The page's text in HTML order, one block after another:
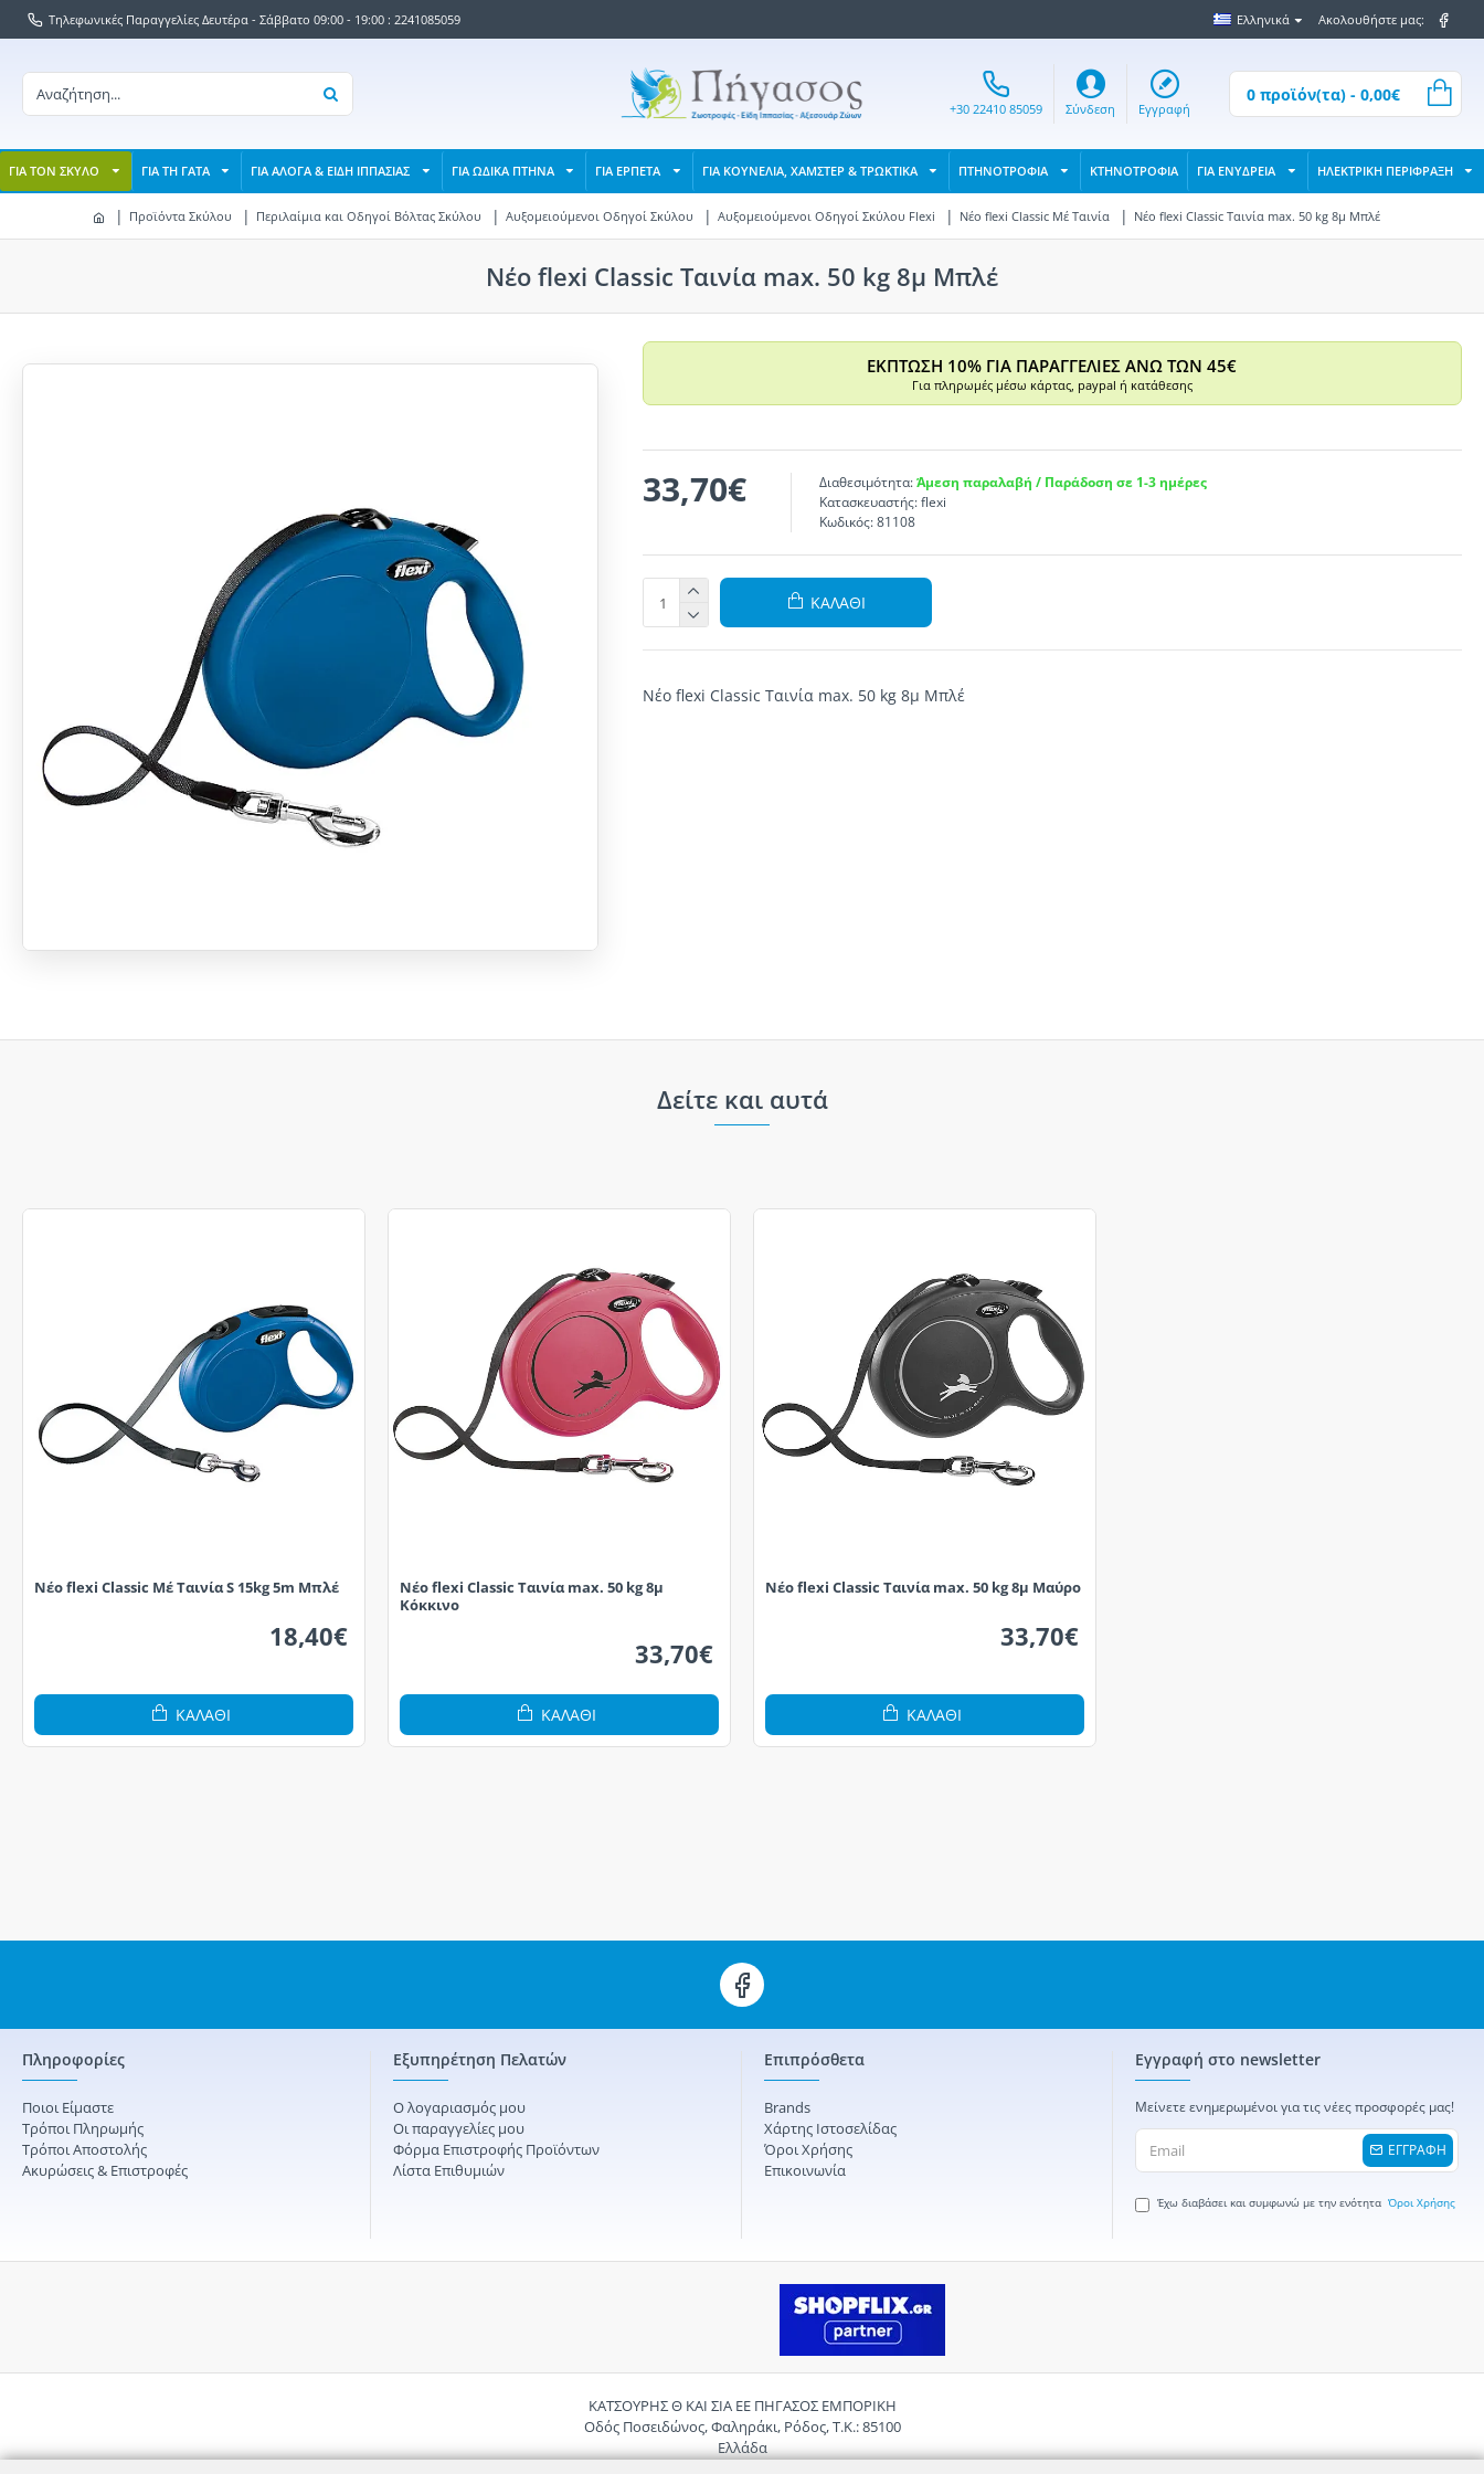
Τηλεφωνικές Παραγγελίες Δευτέρα - Σάββατο 09:00 - 19:00 : 2241085059 Ελληνικά Ακολουθήστε μας:
+30 22410 85059 Σύνδεση Εγγραφή
0 προϊόν(τα) - 0,00€
ΓΙΑ ΤΟΝ ΣΚΥΛΟ ΓΙΑ ΤΗ ΓΑΤΑ ΓΙΑ ΑΛΟΓΑ & ΕΙΔΗ ΙΠΠΑΣΙΑΣ ΓΙΑ ΩΔΙΚΑ ΠΤΗΝΑ ΓΙΑ ΕΡΠΕΤΑ ΓΙΑ ΚΟΥΝΕΛΙΑ, ΧΑΜΣΤΕΡ & ΤΡΩΚΤΙΚΑ ΠΤΗΝΟΤΡΟΦΙΑ ΚΤΗΝΟΤΡΟΦΙΑ ΓΙΑ ΕΝΥΔΡΕΙΑ ΗΛΕΚΤΡΙΚΗ ΠΕΡΙΦΡΑΞΗ
Προϊόντα Σκύλου Περιλαίμια και Οδηγοί Βόλτας Σκύλου Αυξομειούμενοι Οδηγοί Σκύλου Αυξομειούμενοι Οδηγοί Σκύλου Flexi Νέο flexi Classic Μέ Ταινία Νέο flexi Classic Ταινία max. 50 kg 8μ Μπλέ
Νέο flexi Classic Ταινία max. 50 kg 8μ Μπλέ
ΕΚΠΤΩΣΗ 10% ΓΙΑ ΠΑΡΑΓΓΕΛΙΕΣ ΑΝΩ ΤΩΝ 45€
Για πληρωμές μέσω κάρτας, paypal ή κατάθεσης
33,70€ Διαθεσιμότητα: Άμεση παραλαβή / Παράδοση σε 1-3 ημέρες
Κατασκευαστής: flexi
Κωδικός: 81108
ΚΑΛΆΘΙ
Νέο flexi Classic Ταινία max. 50 kg 8μ Μπλέ
Δείτε και αυτά
Νέο flexi Classic Μέ Ταινία S 15kg 5m Μπλέ
18,40€
ΚΑΛΆΘΙ
Νέο flexi Classic Ταινία max. 50 kg 8μ
Κόκκινο
33,70€
ΚΑΛΆΘΙ
Νέο flexi Classic Ταινία max. 50 kg 8μ Μαύρο
33,70€
ΚΑΛΆΘΙ
Πληροφορίες
Ποιοι Είμαστε
Τρόποι Πληρωμής
Τρόποι Αποστολής
Ακυρώσεις & Επιστροφές
Εξυπηρέτηση Πελατών
Ο λογαριασμός μου
Οι παραγγελίες μου
Φόρμα Επιστροφής Προϊόντων
Λίστα Επιθυμιών
Επιπρόσθετα
Brands
Χάρτης Ιστοσελίδας
Όροι Χρήσης
Επικοινωνία
Εγγραφή στο newsletter
Μείνετε ενημερωμένοι για τις νέες προσφορές μας!
ΕΓΓΡΑΦΗ
Έχω διαβάσει και συμφωνώ με την ενότητα Όροι Χρήσης
ΚΑΤΣΟΥΡΗΣ Θ ΚΑΙ ΣΙΑ ΕΕ ΠΗΓΑΣΟΣ ΕΜΠΟΡΙΚΗ
Οδός Ποσειδώνος, Φαληράκι, Ρόδος, Τ.Κ.: 85100
Ελλάδα